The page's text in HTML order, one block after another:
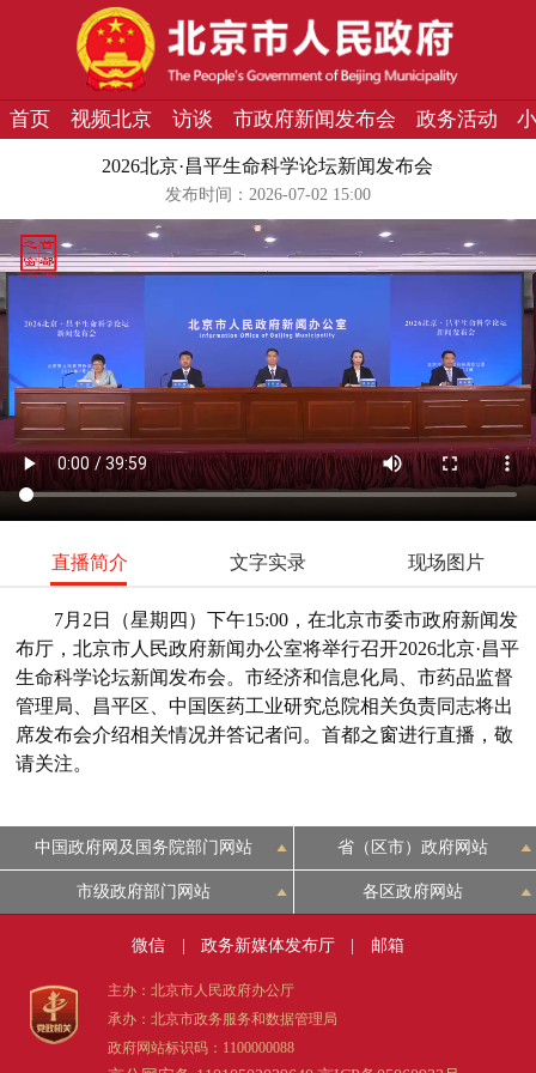
首页 视频北京 访谈 市政府新闻发布会 政务活动
2026北京·昌平生命科学论坛新闻发布会
发布时间：2026-07-02 15:00
直播简介 文字实录 现场图片
7月2日（星期四）下午15:00，在北京市委市政府新闻发
布厅，北京市人民政府新闻办公室将举行召开2026北京·昌平
生命科学论坛新闻发布会。市经济和信息化局、市药品监督
管理局、昌平区、中国医药工业研究总院相关负责同志将出
席发布会介绍相关情况并答记者问。首都之窗进行直播，敬
请关注。
中国政府网及国务院部门网站 省（区市）政府网站
市级政府部门网站 各区政府网站
微信 政务新媒体发布厅 邮箱
主办：北京市人民政府办公厅
承办：北京市政务服务和数据管理局
政府网站标识码：1100000088